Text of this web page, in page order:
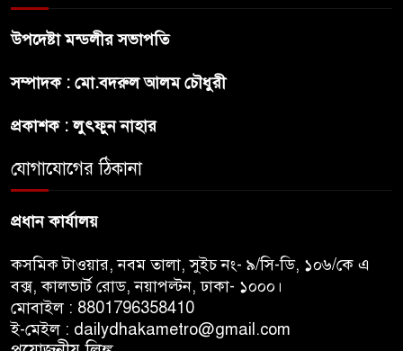
সুযোগ পাওয়ার অভিযোগ ভিত্তিহীন
উপদেষ্টা মন্ডলীর সভাপতি
সম্পাদক : মো.বদরুল আলম চৌধুরী
প্রকাশক : লুৎফুন নাহার
যোগাযোগের ঠিকানা
প্রধান কার্যালয়
কসমিক টাওয়ার, নবম তালা, সুইচ নং- ৯/সি-ডি, ১০৬/কে এ
বক্স, কালভার্ট রোড, নয়াপল্টন, ঢাকা- ১০০০।
মোবাইল : 8801796358410
ই-মেইল : dailydhakametro@gmail.com